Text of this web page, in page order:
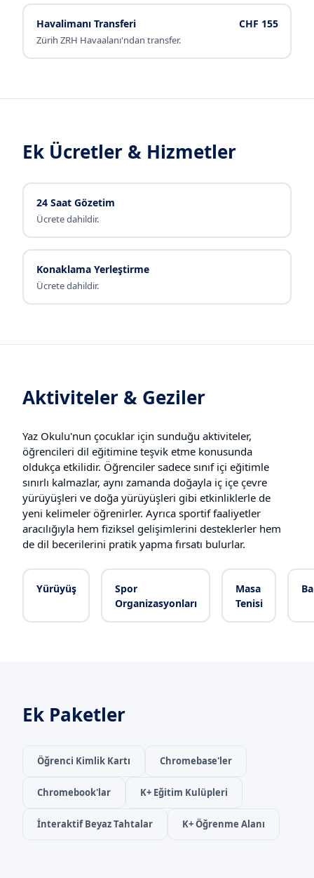
Havalimanı Transferi
Zürih ZRH Havaalanı'ndan transfer.
CHF 155
Ek Ücretler & Hizmetler
24 Saat Gözetim
Ücrete dahildir.
Konaklama Yerleştirme
Ücrete dahildir.
Aktiviteler & Geziler
Yaz Okulu'nun çocuklar için sunduğu aktiviteler,
öğrencileri dil eğitimine teşvik etme konusunda
oldukça etkilidir. Öğrenciler sadece sınıf içi eğitimle
sınırlı kalmazlar, aynı zamanda doğayla iç içe çevre
yürüyüşleri ve doğa yürüyüşleri gibi etkinliklerle de
yeni kelimeler öğrenirler. Ayrıca sportif faaliyetler
aracılığıyla hem fiziksel gelişimlerini desteklerler hem
de dil becerilerini pratik yapma fırsatı bulurlar.
Yürüyüş
Spor
Organizasyonları
Masa
Tenisi
Ek Paketler
Öğrenci Kimlik Kartı Chromebase'ler
Chromebook'lar K+ Eğitim Kulüpleri
İnteraktif Beyaz Tahtalar K+ Öğrenme Alanı